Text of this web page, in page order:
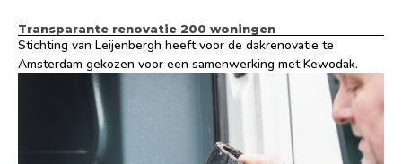
Transparante renovatie 200 woningen
Stichting van Leijenbergh heeft voor de dakrenovatie te
Amsterdam gekozen voor een samenwerking met Kewodak.